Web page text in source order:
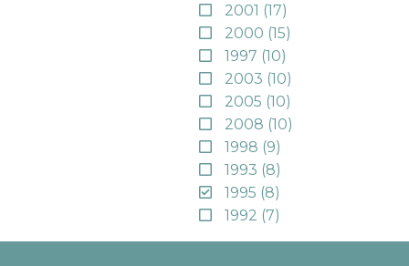
2001 (17)
2000 (15)
1997 (10)
2003 (10)
2005 (10)
2008 (10)
1998 (9)
1993 (8)
1995 (8)
1992 (7)